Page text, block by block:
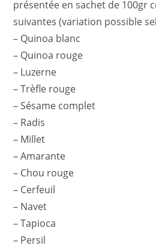
présentée en sachet de 100gr
suivantes (variation possible
– Quinoa blanc
– Quinoa rouge
– Luzerne
– Trèfle rouge
– Sésame complet
– Radis
– Millet
– Amarante
– Chou rouge
– Cerfeuil
– Navet
– Tapioca
– Persil